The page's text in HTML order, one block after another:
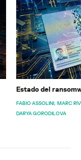
Estado del
FABIO ASSOLINI MARC
DARYA GORODILOVA